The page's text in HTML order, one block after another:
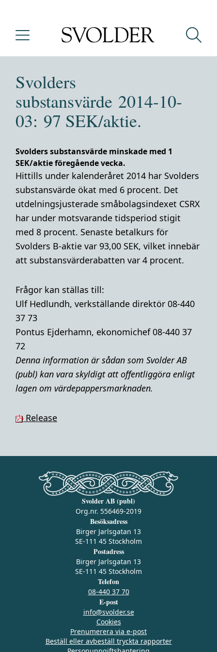
Svolders
substansvärde 2014-10-
03: 97 SEK/aktie.
Svolders substansvärde minskade med 1
SEK/aktie föregående vecka.
Hittills under kalenderåret 2014 har Svolders
substansvärde ökat med 6 procent. Det
utdelningsjusterade småbolagsindexet CSRX
har under motsvarande tidsperiod stigit
med 8 procent. Senaste betalkurs för
Svolders B-aktie var 93,00 SEK, vilket innebär
att substansvärderabatten var 4 procent.
Frågor kan ställas till:
Ulf Hedlundh, verkställande direktör 08-440
37 73
Pontus Ejderhamn, ekonomichef 08-440 37
72
Denna information är sådan som Svolder AB
(publ) kan vara skyldigt att offentliggöra enligt
lagen om värdepappersmarknaden.
Release
Svolder AB (publ)
Org.nr. 556469-2019
Besöksadress
Birger Jarlsgatan 13
SE-111 45 Stockholm
Postadress
Birger Jarlsgatan 13
SE-111 45 Stockholm
Telefon
08-440 37 70
E-post
info@svolder.se
Cookies
Prenumerera via e‑post
Beställ eller avbeställ tryckta rapporter